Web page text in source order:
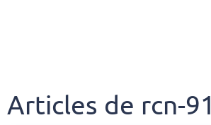
Articles de rcn-91